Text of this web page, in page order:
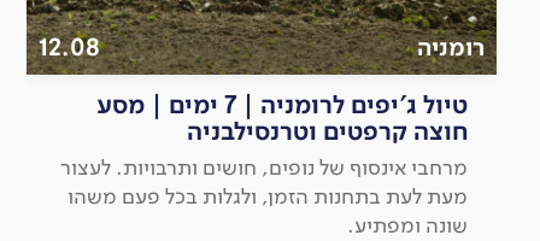
רומניה 12.08
טיול ג'יפים לרומניה | 7 ימים | מסע
חוצה קרפטים וטרנסילבניה
מרחבי אינסוף של נופים, חושים ותרבויות. לעצור
מעת לעת בתחנות הזמן, ולגלות בכל פעם משהו
שונה ומפתיע.